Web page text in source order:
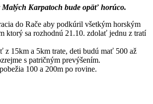
Karpatoch bude opäť horúco.
do Rače aby podkúril všetkým horským
ktorý sa rozhodnú 21.10. zdolať jednu z tratí
z 15km a 5km trate, deti budú mať 500 až
s patričným prevýšením.
100 a 200m po rovine.